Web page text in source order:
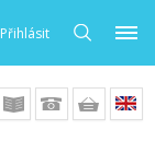
Přihlásit